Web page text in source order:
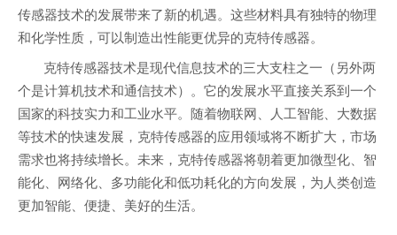
传感器技术的发展带来了新的机遇。这些材料具有独特的物理
和化学性质，可以制造出性能更优异的克特传感器。
克特传感器技术是现代信息技术的三大支柱之一（另外两
个是计算机技术和通信技术）。它的发展水平直接关系到一个
国家的科技实力和工业水平。随着物联网、人工智能、大数据
等技术的快速发展，克特传感器的应用领域将不断扩大，市场
需求也将持续增长。未来，克特传感器将朝着更加微型化、智
能化、网络化、多功能化和低功耗化的方向发展，为人类创造
更加智能、便捷、美好的生活。